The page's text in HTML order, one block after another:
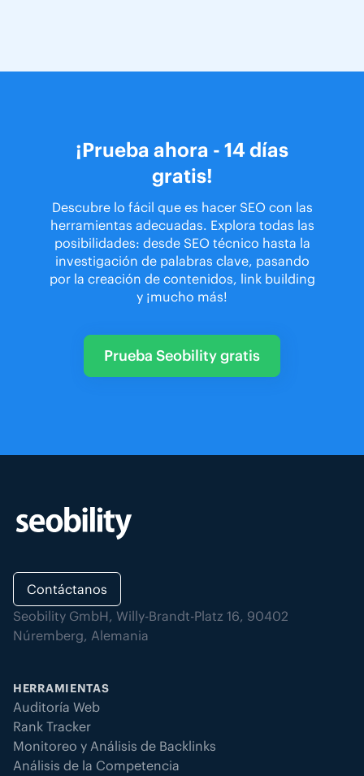
¡Prueba ahora - 14 días
gratis!
Descubre lo fácil que es hacer SEO con las
herramientas adecuadas. Explora todas las
posibilidades: desde SEO técnico hasta la
investigación de palabras clave, pasando
por la creación de contenidos, link building
y ¡mucho más!
Prueba Seobility gratis
Contáctanos
Seobility GmbH, Willy-Brandt-Platz 16, 90402
Núremberg, Alemania
HERRAMIENTAS
Auditoría Web
Rank Tracker
Monitoreo y Análisis de Backlinks
Análisis de la Competencia